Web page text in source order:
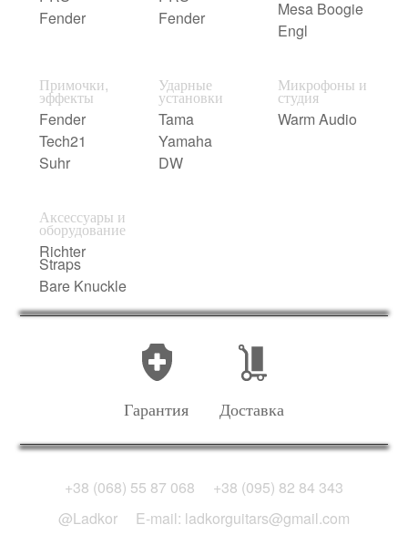
Fender
Fender
Mesa Boogie
Engl
Примочки,
эффекты
Fender
Tech21
Suhr
Ударные
установки
Tama
Yamaha
DW
Микрофоны и
студия
Warm Audio
Аксессуары и
оборудование
Richter
Straps
Bare Knuckle
Гарантия Доставка
+38 (068) 55 87 068
+38 (095) 82 84 343
@Ladkor
E-mail: ladkorguitars@gmail.com